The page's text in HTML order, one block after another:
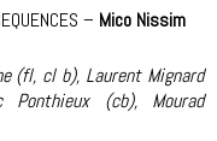
– Mico Nissim
(fl, cl b), Laurent Mignard
(cb), Mourad